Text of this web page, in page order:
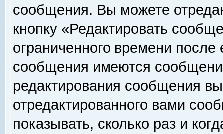
сообщения. Вы можете
кнопку «Редактировать
ограниченного времени
сообщения имеются
редактирования сообщения
отредактированного вами
показывать, сколько раз и